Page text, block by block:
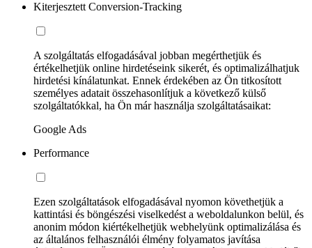
Kiterjesztett Conversion-Tracking
A szolgáltatás elfogadásával jobban megérthetjük és
értékelhetjük online hirdetéseink sikerét, és optimalizálhatjuk
hirdetési kínálatunkat. Ennek érdekében az Ön titkosított
személyes adatait összehasonlítjuk a következő külső
szolgáltatókkal, ha Ön már használja szolgáltatásaikat:
Google Ads
Performance
Ezen szolgáltatások elfogadásával nyomon követhetjük a
kattintási és böngészési viselkedést a weboldalunkon belül, és
anonim módon kiértékelhetjük webhelyünk optimalizálása és
az általános felhasználói élmény folyamatos javítása